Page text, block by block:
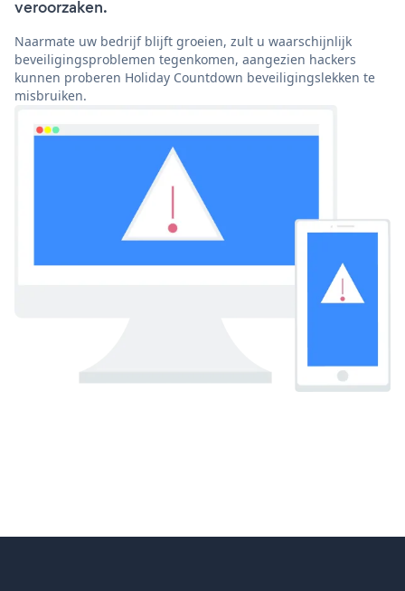
veroorzaken.
Naarmate uw bedrijf blijft groeien, zult u waarschijnlijk
beveiligingsproblemen tegenkomen, aangezien hackers
kunnen proberen Holiday Countdown beveiligingslekken te
misbruiken.